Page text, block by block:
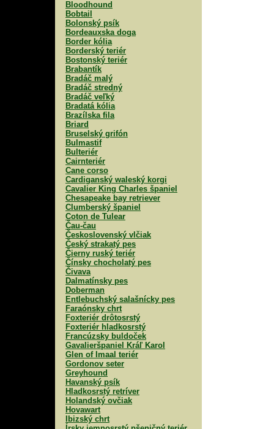
Bloodhound
Bobtail
Bolonský psík
Bordeauxska doga
Border kólia
Borderský teriér
Bostonský teriér
Brabantík
Bradáč malý
Bradáč stredný
Bradáč veľký
Bradatá kólia
Brazílska fila
Briard
Bruselský grifón
Bulmastif
Bulteriér
Cairnteriér
Cane corso
Cardiganský waleský korgi
Cavalier King Charles španiel
Chesapeake bay retriever
Clumberský španiel
Coton de Tulear
Čau-čau
Československý vlčiak
Český strakatý pes
Čierny ruský teriér
Čínsky chocholatý pes
Čivava
Dalmatínsky pes
Doberman
Entlebuchský salašnícky pes
Faraónsky chrt
Foxteriér drôtosrstý
Foxteriér hladkosrstý
Francúzsky buldoček
Gavalieršpaniel Kráľ Karol
Glen of Imaal teriér
Gordonov seter
Greyhound
Havanský psík
Hladkosrstý retríver
Holandský ovčiak
Hovawart
Ibizský chrt